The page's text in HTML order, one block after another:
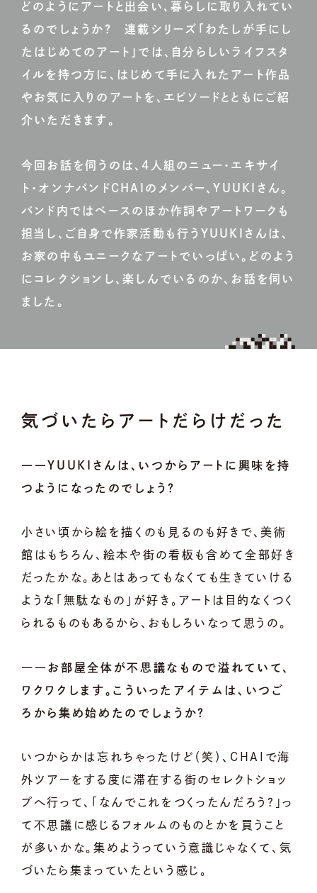
どのようにアートと出会い、暮らしに取り入れてい
るのでしょうか？ 連載シリーズ「わたしが手にし
たはじめてのアート」では、自分らしいライフスタ
イルを持つ方に、はじめて手に入れたアート作品
やお気に入りのアートを、エピソードとともにご紹
介いただきます。
今回お話を伺うのは、4人組のニュー・エキサイ
ト・オンナバンドCHAIのメンバー、YUUKIさん。
バンド内ではベースのほか作詞やアートワークも
担当し、ご自身で作家活動も行うYUUKIさんは、
お家の中もユニークなアートでいっぱい。どのよう
にコレクションし、楽しんでいるのか、お話を伺い
ました。
気づいたらアートだらけだった
――YUUKIさんは、いつからアートに興味を持
つようになったのでしょう？
小さい頃から絵を描くのも見るのも好きで、美術
館はもちろん、絵本や街の看板も含めて全部好き
だったかな。あとはあってもなくても生きていける
ような「無駄なもの」が好き。アートは目的なくつく
られるものもあるから、おもしろいなって思うの。
――お部屋全体が不思議なもので溢れていて、
ワクワクします。こういったアイテムは、いつご
ろから集め始めたのでしょうか？
いつからかは忘れちゃったけど（笑）、CHAIで海
外ツアーをする度に滞在する街のセレクトショッ
プへ行って、「なんでこれをつくったんだろう？」っ
て不思議に感じるフォルムのものとかを買うこと
が多いかな。集めようっていう意識じゃなくて、気
づいたら集まっていたという感じ。